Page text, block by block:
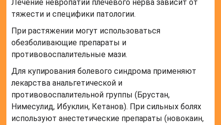
Лечение невропатии плечевого нерва зависит от
тяжести и специфики патологии.
При растяжении могут использоваться
обезболивающие препараты и
противовоспалительные мази.
Для купирования болевого синдрома применяют
лекарства анальгетической и
противовоспалительной группы (Брустан,
Нимесулид, Ибуклин, Кетанов). При сильных болях
используют анестетические препараты (новокаин,